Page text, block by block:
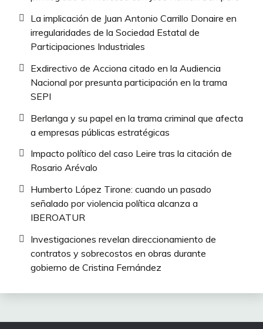
La implicación de Juan Antonio Carrillo Donaire en
irregularidades de la Sociedad Estatal de
Participaciones Industriales
Exdirectivo de Acciona citado en la Audiencia
Nacional por presunta participación en la trama
SEPI
Berlanga y su papel en la trama criminal que afecta
a empresas públicas estratégicas
Impacto político del caso Leire tras la citación de
Rosario Arévalo
Humberto López Tirone: cuando un pasado
señalado por violencia política alcanza a
IBEROATUR
Investigaciones revelan direccionamiento de
contratos y sobrecostos en obras durante
gobierno de Cristina Fernández